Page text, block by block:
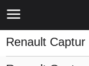
Renault Captur